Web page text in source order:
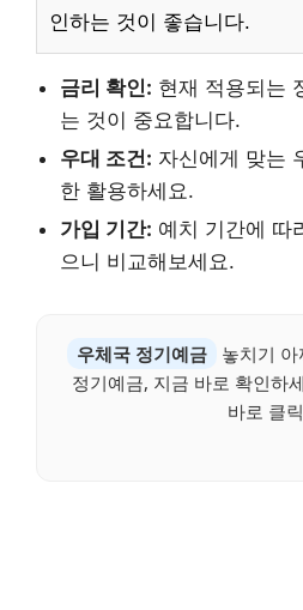
인하는 것이 좋습니다.
금리 확인: 현재 적용되는
는 것이 중요합니다.
우대 조건: 자신에게 맞는
한 활용하세요.
가입 기간: 예치 기간에 따
으니 비교해보세요.
우체국 정기예금
놓치기
정기예금, 지금 바로 확인하
바로 클